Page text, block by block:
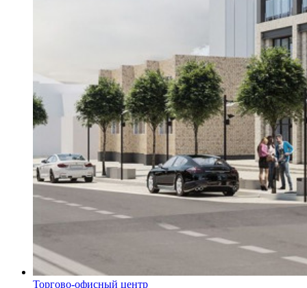
Торгово-офисный центр